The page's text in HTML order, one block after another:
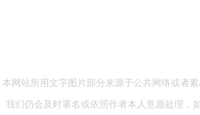
网站所用文字图片部分来源于公共网络或者
我们仍会及时署名或依照作者本人意愿处理，